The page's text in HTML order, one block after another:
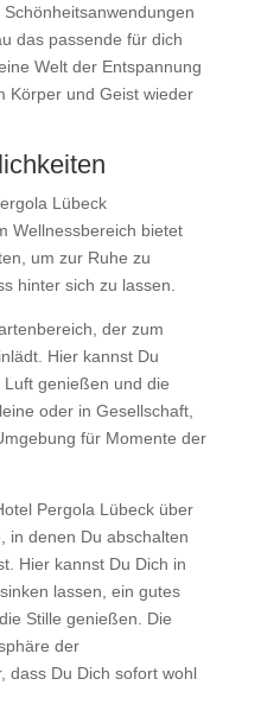
das passende für dich
Welt der Entspannung
Körper und Geist wieder
Lübeck
Wellnessbereich bietet
um zur Ruhe zu
hinter sich zu lassen.
der zum
Hier kannst Du
genießen und die
oder in Gesellschaft,
für Momente der
Pergola Lübeck über
in denen Du abschalten
Hier kannst Du Dich in
lassen, ein gutes
Stille genießen. Die
der
dass Du Dich sofort wohl